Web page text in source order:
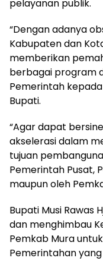
pelayanan publik.
“Dengan adanya
Kabupaten dan
memberikan
berbagai program
Pemerintah
Bupati.
“Agar dapat
akselerasi dalam
tujuan
Pemerintah Pusat,
maupun oleh
Bupati Musi Rawas
dan menghimbau
Pemkab Mura
Pemerintahan yang